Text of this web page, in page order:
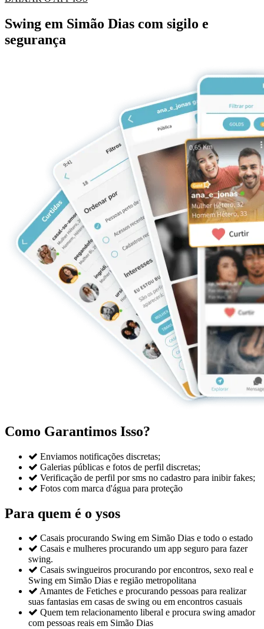
Swing em Simão Dias com sigilo e
segurança
Como Garantimos Isso?
 Enviamos notificações discretas;
 Galerias públicas e fotos de perfil discretas;
 Verificação de perfil por sms no cadastro para inibir fakes;
 Fotos com marca d'água para proteção
Para quem é o ysos
 Casais procurando Swing em Simão Dias e todo o estado
 Casais e mulheres procurando um app seguro para fazer
swing.
 Casais swingueiros procurando por encontros, sexo real e
Swing em Simão Dias e região metropolitana
 Amantes de Fetiches e procurando pessoas para realizar
suas fantasias em casas de swing ou em encontros casuais
 Quem tem relacionamento liberal e procura swing amador
com pessoas reais em Simão Dias